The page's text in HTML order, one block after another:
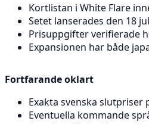
Kortlistan i White Flare
Setet lanserades den 18
Prisuppgifter verifierade
Expansionen har både
Fortfarande oklart
Exakta svenska
Eventuella kommande